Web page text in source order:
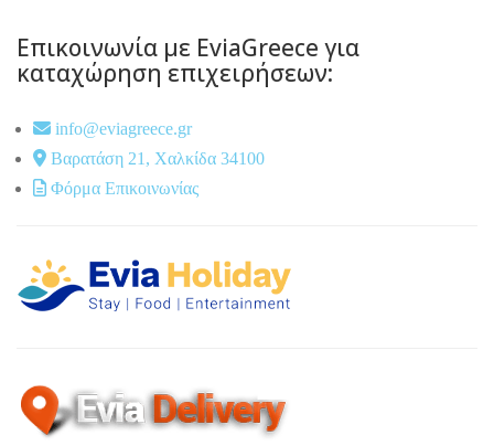
Επικοινωνία με EviaGreece για
καταχώρηση επιχειρήσεων:
info@eviagreece.gr
Βαρατάση 21, Χαλκίδα 34100
Φόρμα Επικοινωνίας